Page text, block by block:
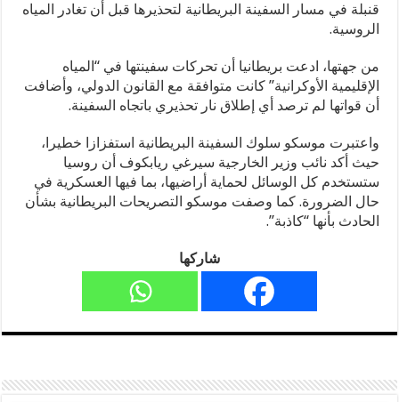
قنبلة في مسار السفينة البريطانية لتحذيرها قبل أن تغادر المياه
الروسية.
من جهتها، ادعت بريطانيا أن تحركات سفينتها في “المياه
الإقليمية الأوكرانية” كانت متوافقة مع القانون الدولي، وأضافت
أن قواتها لم ترصد أي إطلاق نار تحذيري باتجاه السفينة.
واعتبرت موسكو سلوك السفينة البريطانية استفزازا خطيرا،
حيث أكد نائب وزير الخارجية سيرغي ريابكوف أن روسيا
ستستخدم كل الوسائل لحماية أراضيها، بما فيها العسكرية في
حال الضرورة. كما وصفت موسكو التصريحات البريطانية بشأن
الحادث بأنها “كاذبة”.
شاركها